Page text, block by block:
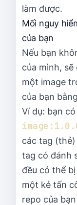
làm được.
Mối nguy
của bạn
Nếu bạn
của mình,
một image
của bạn
Ví dụ: bạn
các tag
tag có đánh
đều có thể
một kẻ tấn
repo của